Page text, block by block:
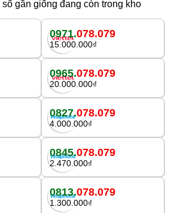
gần giống đang còn trong kho
0971.078.079
15.000.000₫
0965.078.079
20.000.000₫
0827.078.079
4.000.000₫
0845.078.079
2.470.000₫
0813.078.079
1.300.000₫